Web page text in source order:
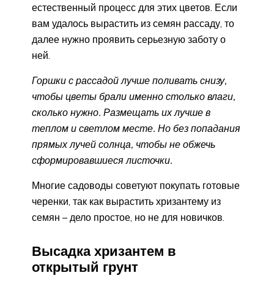
естественный процесс для этих цветов. Если
вам удалось вырастить из семян рассаду, то
далее нужно проявить серьезную заботу о
ней.
Горшки с рассадой лучше поливать снизу,
чтобы цветы брали именно столько влаги,
сколько нужно. Размещать их лучше в
теплом и светлом месте. Но без попадания
прямых лучей солнца, чтобы не обжечь
сформировавшиеся листочки.
Многие садоводы советуют покупать готовые
черенки, так как вырастить хризантему из
семян – дело простое, но не для новичков.
Высадка хризантем в
открытый грунт